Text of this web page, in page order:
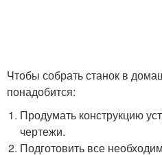
Чтобы собрать станок в
понадобится:
Продумать конструкцию
чертежи.
Подготовить все